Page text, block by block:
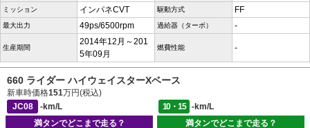
ミッション インパネCVT 駆動方式 FF
最大出力 49ps/6500rpm 過給器（ターボ） -
生産期間
2014年12月～201
5年09月
燃費性能 -
660 ライダー ハイウェイスターXベース
新車時価格151万円(税込)
JC08
-km/L 10・15
-km/L
満タンでどこまで走る？
満タンでどこまで走る？